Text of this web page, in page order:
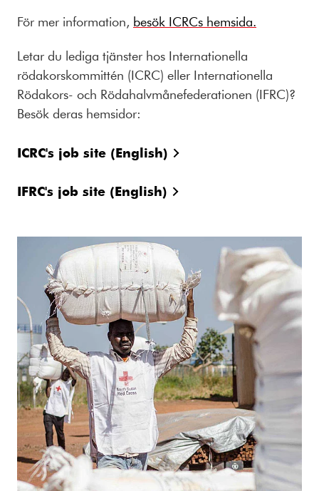
För mer information, besök ICRCs hemsida.
Letar du lediga tjänster hos Internationella
rödakorskommittén (ICRC) eller Internationella
Rödakors- och Rödahalvmånefederationen (IFRC)?
Besök deras hemsidor:
ICRC's job site (English)
IFRC's job site (English)